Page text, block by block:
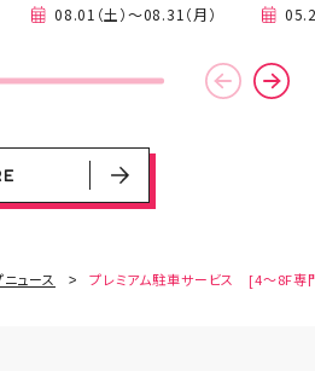
08.01（土）～08.31（月）
ニュース プレミアム駐車サービス [4～8F専